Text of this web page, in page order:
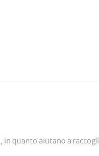
in quanto aiutano a